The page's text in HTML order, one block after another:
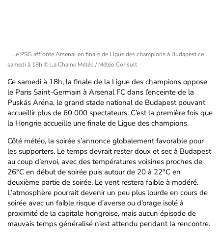
Le PSG affronte Arsenal en finale de Ligue des champions à Budapest ce
samedi à 18h © La Chaine Météo / Météo Consult
Ce samedi à 18h, la finale de la Ligue des champions oppose
le Paris Saint-Germain à Arsenal FC dans l’enceinte de la
Puskás Aréna, le grand stade national de Budapest pouvant
accueillir plus de 60 000 spectateurs. C’est la première fois que
la Hongrie accueille une finale de Ligue des champions.
Côté météo, la soirée s’annonce globalement favorable pour
les supporters. Le temps devrait rester doux et sec à Budapest
au coup d’envoi, avec des températures voisines proches de
26°C en début de soirée puis autour de 20 à 22°C en
deuxième partie de soirée. Le vent restera faible à modéré.
L’atmosphère pourrait devenir un peu plus lourde en cours de
soirée avec un faible risque d’averse ou d’orage isolé à
proximité de la capitale hongroise, mais aucun épisode de
mauvais temps généralisé n’est attendu pendant la rencontre.